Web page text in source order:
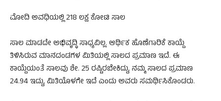
ಮೋದಿ ಅವಧಿಯಲ್ಲಿ 218 ಲಕ್ಷ ಕೋಟಿ ಸಾಲ
ಸಾಲ ಮಾಡದೇ ಅಭಿವೃದ್ಧಿ ಸಾಧ್ಯವಿಲ್ಲ. ಆರ್ಥಿಕ ಹೊಣೆಗಾರಿಕೆ ಕಾಯ್ದೆ
ತಿಳಿಸಿರುವ ಮಾನದಂಡಗಳ ಮಿತಿಯಲ್ಲಿ ಸಾಲದ ಪ್ರಮಾಣ ಇದೆ. ಈ
ಕಾಯ್ದೆಯಂತೆ ಸಾಲವು ಶೇ. 25 ರಷ್ಟಿರಬೇಕಿದ್ದು, ನಮ್ಮ ಸಾಲದ ಪ್ರಮಾಣ
24.94 ಇದ್ದು, ಮಿತಿಯೊಳಗೇ ಇದೆ ಎಂದು ಅವರು ಸಮರ್ಥಿಸಿಕೊಂಡರು.